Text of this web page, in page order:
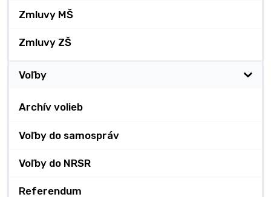
Zmluvy MŠ
Zmluvy ZŠ
Voľby
Archív volieb
Voľby do samospráv
Voľby do NRSR
Referendum